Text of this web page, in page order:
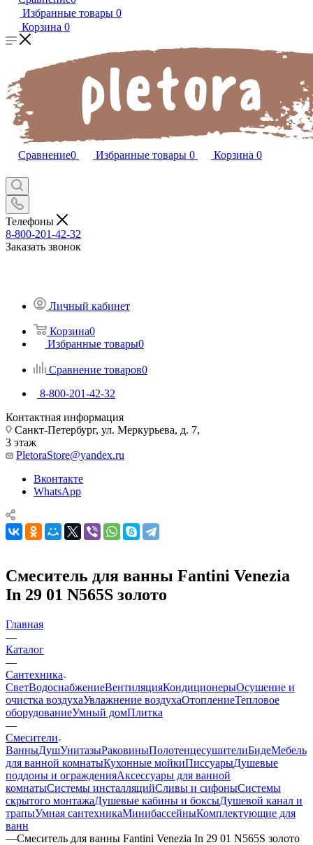
Избранные товары 0
Корзина 0
Сравнение0 Избранные товары 0 Корзина 0
Телефоны
8-800-201-42-32
Заказать звонок
Личный кабинет
Корзина0
Избранные товары0
Сравнение товаров0
8-800-201-42-32
Контактная информация
Санкт-Петербург, ул. Меркурьева, д. 7,
3 этаж
PletoraStore@yandex.ru
Вконтакте
WhatsApp
Смеситель для ванны Fantini Venezia
In 29 01 N565S золото
Главная
—
Каталог
—
Сантехника
СветВодоснабжениеВентиляцияКондиционерыОсушение и
очистка воздухаУвлажнение воздухаОтоплениеТепловое
оборудованиеУмный домПлитка
—
Смесители
ВанныДушУнитазыРаковиныПолотенцесушителиБидеМебель
для ванной комнатыКухонные мойкиПиссуарыДушевые
поддоны и огражденияАксессуары для ванной
комнатыСистемы инсталляцийСливы и сифоныСистемы
скрытого монтажаДушевые кабины и боксыДушевой канал и
трапыУмная сантехникаМинибассейныКомплектующие для
ванн
—Смеситель для ванны Fantini Venezia In 29 01 N565S золото